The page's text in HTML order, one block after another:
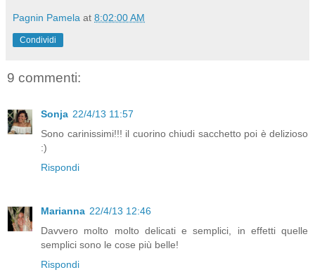
Pagnin Pamela at 8:02:00 AM
Condividi
9 commenti:
Sonja 22/4/13 11:57
Sono carinissimi!!! il cuorino chiudi sacchetto poi è delizioso
:)
Rispondi
Marianna 22/4/13 12:46
Davvero molto molto delicati e semplici, in effetti quelle
semplici sono le cose più belle!
Rispondi